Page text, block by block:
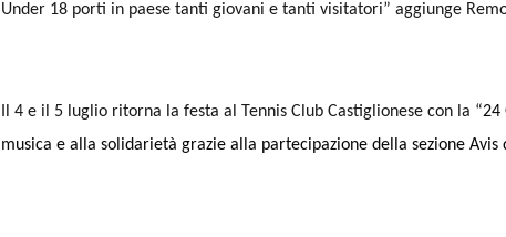
Under 18 porti in paese tanti giovani e tanti visitatori” aggiunge
Il 4 e il 5 luglio ritorna la festa al Tennis Club Castiglionese con la “24
musica e alla solidarietà grazie alla partecipazione della sezione Avis